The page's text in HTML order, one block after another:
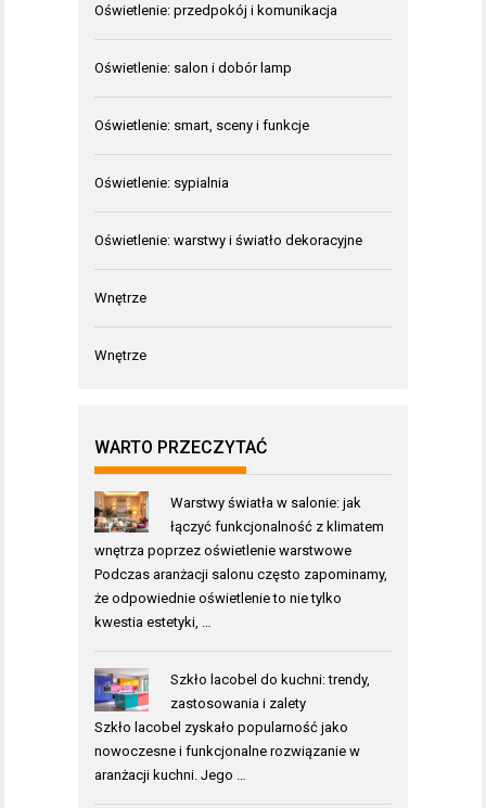
Oświetlenie: przedpokój i komunikacja
Oświetlenie: salon i dobór lamp
Oświetlenie: smart, sceny i funkcje
Oświetlenie: sypialnia
Oświetlenie: warstwy i światło dekoracyjne
Wnętrze
Wnętrze
WARTO PRZECZYTAĆ
Warstwy światła w salonie: jak
łączyć funkcjonalność z klimatem
wnętrza poprzez oświetlenie warstwowe
Podczas aranżacji salonu często zapominamy,
że odpowiednie oświetlenie to nie tylko
kwestia estetyki, …
Szkło lacobel do kuchni: trendy,
zastosowania i zalety
Szkło lacobel zyskało popularność jako
nowoczesne i funkcjonalne rozwiązanie w
aranżacji kuchni. Jego …